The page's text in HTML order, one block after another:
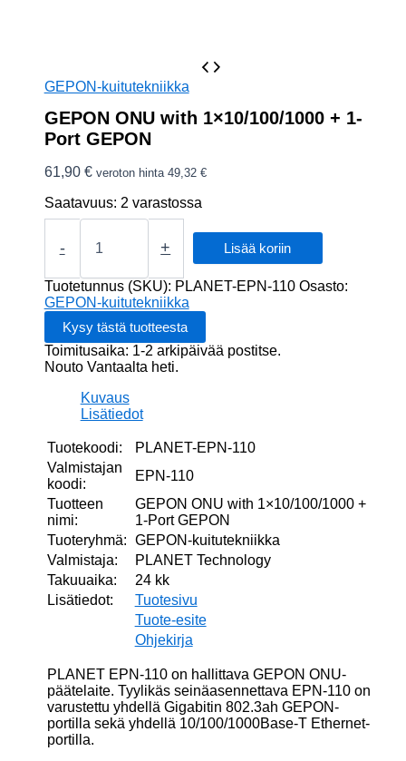
GEPON-kuitutekniikka
GEPON ONU with 1×10/100/1000 + 1-
Port GEPON
61,90 € veroton hinta 49,32 €
Saatavuus: 2 varastossa
-
GEPON
1x10/100/1000
+
1-
Port
GEPON
määrä
+ Lisää koriin
Tuotetunnus (SKU): PLANET-EPN-110 Osasto:
GEPON-kuitutekniikka
Toimitusaika: 1-2 arkipäivää postitse.
Nouto Vantaalta heti.
Kuvaus
Lisätiedot
Tuotekoodi:
PLANET-EPN-110
Valmistajan
koodi:
EPN-110
Tuotteen
nimi:
GEPON ONU with 1×10/100/1000 +
1-Port GEPON
Tuoteryhmä: GEPON-kuitutekniikka
Valmistaja:
PLANET Technology
Takuuaika:
24 kk
Lisätiedot:
Tuotesivu
Tuote-esite
Ohjekirja
PLANET EPN-110 on hallittava GEPON ONU-
päätelaite. Tyylikäs seinäasennettava EPN-110 on
varustettu yhdellä Gigabitin 802.3ah GEPON-
portilla sekä yhdellä 10/100/1000Base-T Ethernet-
portilla.